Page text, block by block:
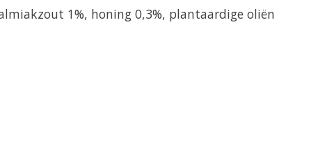
1%, honing 0,3%, plantaardige oliën